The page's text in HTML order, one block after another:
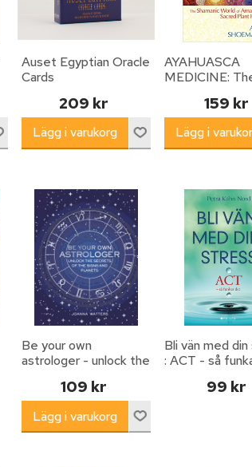
Auset Egyptian Oracle
Cards
209 kr
AYAHUASCA
MEDICINE:
Amazonian
Plant Healing
159 kr
Be your own
astrologer - unlock the
secrets of the signs
and planets
109 kr
Bli vän med
: ACT - så
99 kr